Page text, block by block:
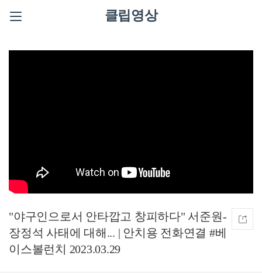
클립영상
"야구인으로서 안타깝고 창피하다" 서준원-
장정석 사태에 대해... | 안치용 전화연결 #베
이스볼런치 2023.03.29